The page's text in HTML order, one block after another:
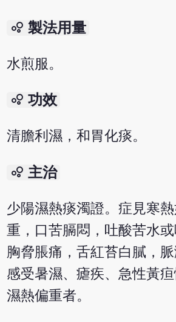
bubble_chart 製法用量
水煎服。
bubble_chart 功效
清膽利濕，和胃化痰。
bubble_chart 主治
少陽濕熱痰濁證。症見寒
重，口苦膈悶，吐酸苦水或
胸脅脹痛，舌紅苔白膩，
感受暑濕、瘧疾、急性黃
濕熱偏重者。